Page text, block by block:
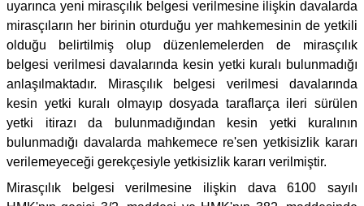
uyarınca yeni mirasçılık belgesi verilmesine ilişkin davalarda
mirasçıların her birinin oturduğu yer mahkemesinin de yetkili
olduğu belirtilmiş olup düzenlemelerden de mirasçılık
belgesi verilmesi davalarında kesin yetki kuralı bulunmadığı
anlaşılmaktadır. Mirasçılık belgesi verilmesi davalarında
kesin yetki kuralı olmayıp dosyada taraflarça ileri sürülen
yetki itirazı da bulunmadığından kesin yetki kuralının
bulunmadığı davalarda mahkemece re'sen yetkisizlik kararı
verilemeyeceği gerekçesiyle yetkisizlik kararı verilmiştir.
Mirasçılık belgesi verilmesine ilişkin dava 6100 sayılı